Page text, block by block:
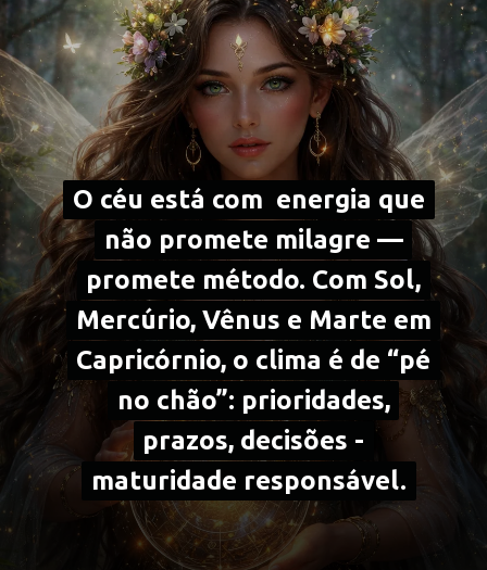
O céu está com energia que
não promete milagre —
promete método. Com Sol,
Mercúrio, Vênus e Marte em
Capricórnio, o clima é de “pé
no chão”: prioridades,
prazos, decisões -
maturidade responsável.
O céu está com energia que
não promete milagre —
promete método. Com Sol,
Mercúrio, Vênus e Marte em
Capricórnio, o clima é de “pé
no chão”: prioridades,
prazos, decisões -
maturidade responsável.